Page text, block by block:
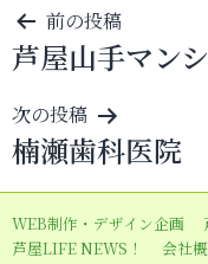
投
稿
ナ
ビ
ゲ
ー
シ
前の投稿
芦屋山手マン
次の投稿
楠瀬歯科医院
WEB制作・デザイン企画
芦屋LIFE NEWS！
会社